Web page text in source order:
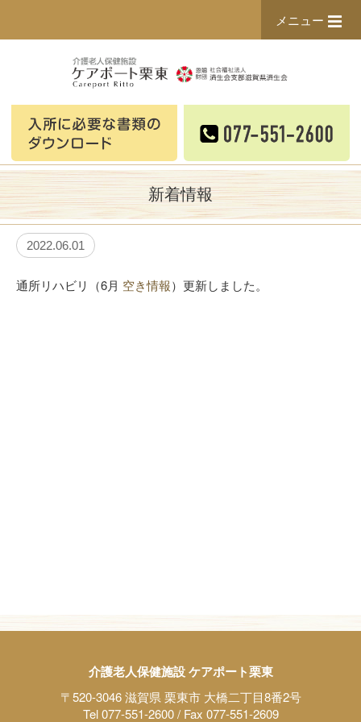
メニュー
新着情報
2022.06.01
通所リハビリ（6月 空き情報）更新しました。
介護老人保健施設 ケアポート栗東
〒520-3046 滋賀県 栗東市 大橋二丁目8番2号
Tel 077-551-2600 / Fax 077-551-2609